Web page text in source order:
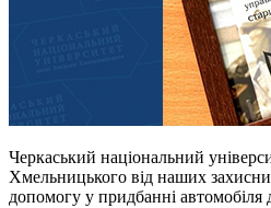
Черкаський національний
Хмельницького від наших
допомогу у придбанні